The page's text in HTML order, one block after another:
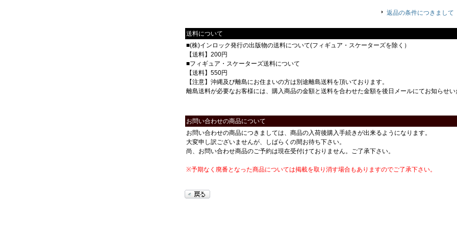
返品の条件につきまして
送料について
■(株)インロック発行の出版物の送料について(フィギュア・スケーターズを除く）
【送料】200円
■フィギュア・スケーターズ送料について
【送料】550円
【注意】沖縄及び離島にお住まいの方は別途離島送料を頂いております。
離島送料が必要なお客様には、購入商品の金額と送料を合わせた金額を後日メールにてお知らせい
お問い合わせの商品について
お問い合わせの商品につきましては、商品の入荷後購入手続きが出来るようになります。
大変申し訳ございませんが、しばらくの間お待ち下さい。
尚、お問い合わせ商品のご予約は現在受付けておりません。ご了承下さい。
※予期なく廃番となった商品については掲載を取り消す場合もありますのでご了承下さい。